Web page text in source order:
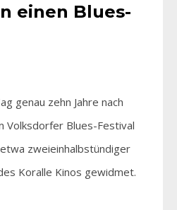
einen Blues-
genau zehn Jahre nach
Volksdorfer Blues-Festival
zweieinhalbstündiger
Koralle Kinos gewidmet.